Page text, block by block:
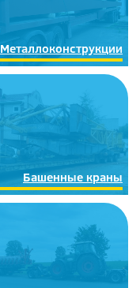
Металлоконструкции
Башенные краны